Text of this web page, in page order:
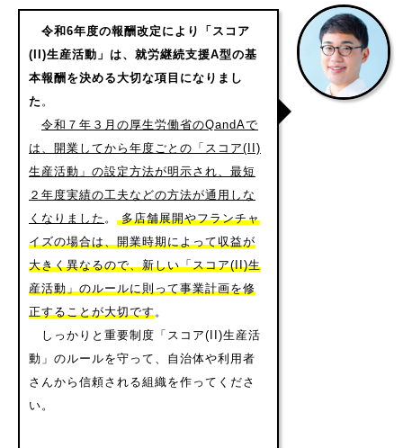
令和6年度の報酬改定により「スコア
(II)生産活動」は、就労継続支援A型の基
本報酬を決める大切な項目になりまし
た 。
令和７年３月の厚生労働省のQandAで
は、開業してから年度ごとの「スコア(II)
生産活動」の設定方法が明示され、最短
２年度実績の工夫などの方法が通用しな
くなりました 。 多店舗展開やフランチャ
イズの場合は、開業時期によって収益が
大きく異なるので、新しい「スコア(II)生
産活動」のルールに則って事業計画を修
正することが大切です 。
しっかりと重要制度「スコア(II)生産活
動」のルールを守って、自治体や利用者
さんから信頼される組織を作ってくださ
い。